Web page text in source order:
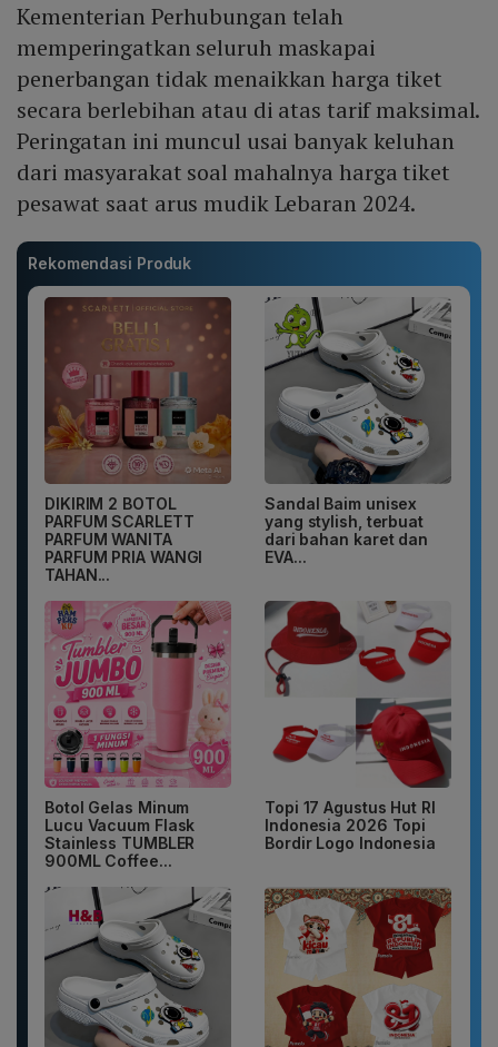
Kementerian Perhubungan telah
memperingatkan seluruh maskapai
penerbangan tidak menaikkan harga tiket
secara berlebihan atau di atas tarif maksimal.
Peringatan ini muncul usai banyak keluhan
dari masyarakat soal mahalnya harga tiket
pesawat saat arus mudik Lebaran 2024.
Rekomendasi Produk
DIKIRIM 2 BOTOL
PARFUM SCARLETT
PARFUM WANITA
PARFUM PRIA WANGI
TAHAN...
Sandal Baim unisex
yang stylish, terbuat
dari bahan karet dan
EVA...
Botol Gelas Minum
Lucu Vacuum Flask
Stainless TUMBLER
900ML Coffee...
Topi 17 Agustus Hut RI
Indonesia 2026 Topi
Bordir Logo Indonesia